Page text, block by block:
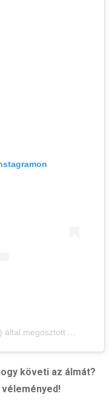
bejegyzés
követi az álmát?